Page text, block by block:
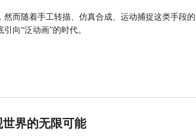
然而随着手工转描、仿真合成、运动捕捉这类手段
向“泛动画”的时代。
界的无限可能